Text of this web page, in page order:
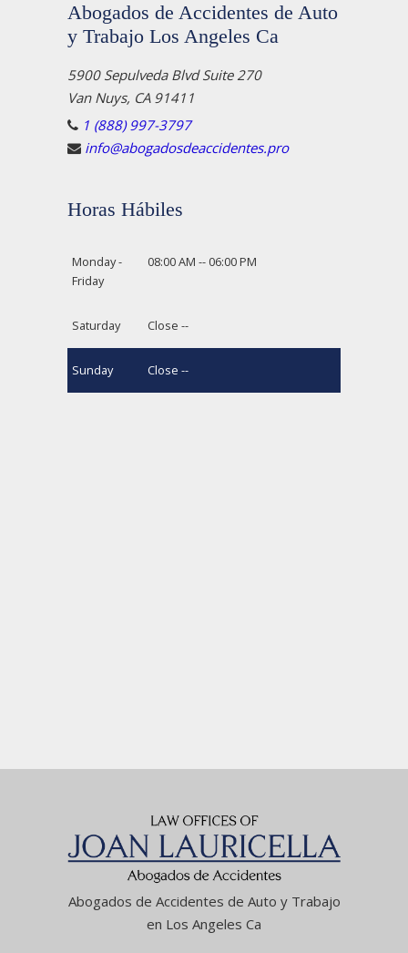
Abogados de Accidentes de Auto
y Trabajo Los Angeles Ca
5900 Sepulveda Blvd Suite 270
Van Nuys, CA 91411
1 (888) 997-3797
info@abogadosdeaccidentes.pro
Horas Hábiles
Monday -
Friday
08:00 AM -- 06:00 PM
Saturday Close --
Sunday Close --
Abogados de Accidentes de Auto y Trabajo
en Los Angeles Ca